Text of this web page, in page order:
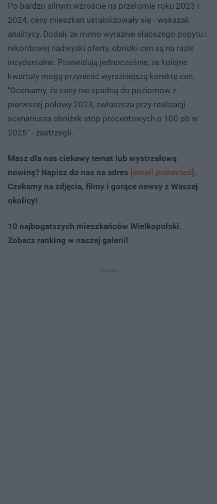
Po bardzo silnym wzroście na przełomie roku 2023 i
2024, ceny mieszkań ustabilizowały się - wskazali
analitycy. Dodali, że mimo wyraźnie słabszego popytu i
rekordowej nadwyżki oferty, obniżki cen są na razie
incydentalne. Przewidują jednocześnie, że kolejne
kwartały mogą przynieść wyraźniejszą korektę cen.
"Oceniamy, że ceny nie spadną do poziomów z
pierwszej połowy 2023, zwłaszcza przy realizacji
scenariusza obniżek stóp procentowych o 100 pb w
2025" - zastrzegli.
Masz dla nas ciekawy temat lub wystrzałową
nowinę? Napisz do nas na adres [email protected] .
Czekamy na zdjęcia, filmy i gorące newsy z Waszej
okolicy!
10 najbogatszych mieszkańców Wielkopolski.
Zobacz ranking w naszej galerii!